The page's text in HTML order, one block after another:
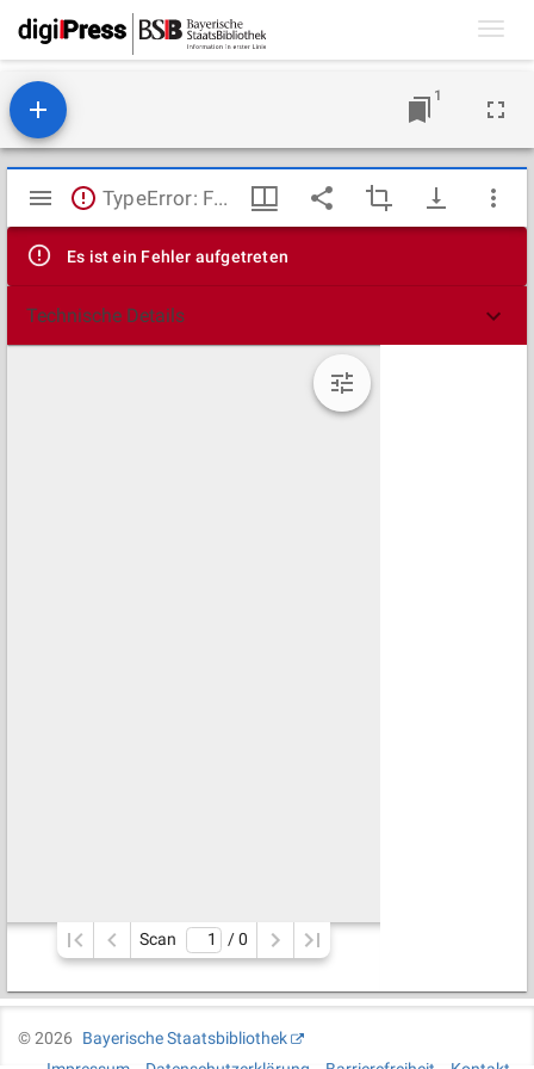
1
Mirador
Viewer
TypeError: Failed to fetch
Es ist ein Fehler aufgetreten
Technische Details
Scan / 0
©2026
Bayerische Staatsbibliothek